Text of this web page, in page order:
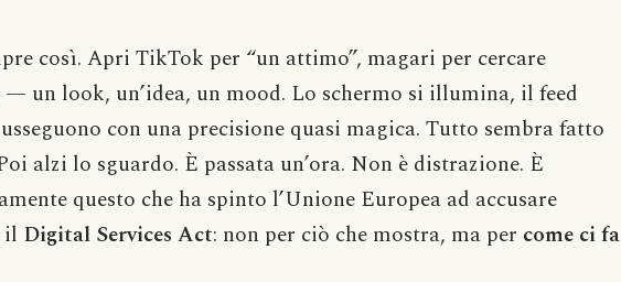
così. Apri TikTok per “un attimo”, magari per cercare
un look, un’idea, un mood. Lo schermo si illumina, il feed
con una precisione quasi magica. Tutto sembra fatto
alzi lo sguardo. È passata un’ora. Non è distrazione. È
questo che ha spinto l’Unione Europea ad accusare
il Digital Services Act: non per ciò che mostra, ma per come ci fa